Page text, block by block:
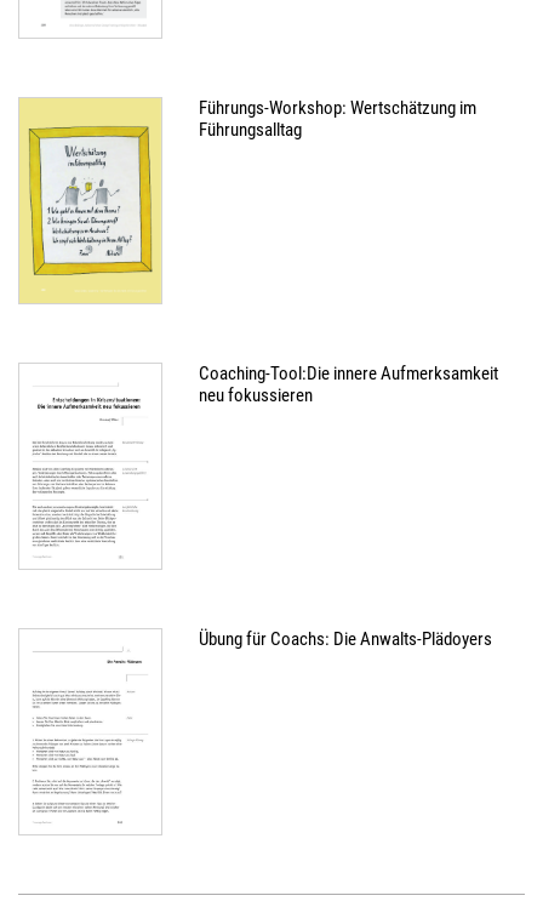
Führungs-Workshop: Wertschätzung im
Führungsalltag
Coaching-Tool:Die innere Aufmerksamkeit
neu fokussieren
Übung für Coachs: Die Anwalts-Plädoyers